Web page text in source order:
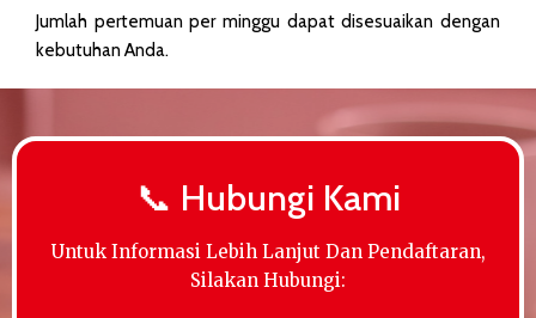
Jumlah pertemuan per minggu dapat disesuaikan dengan
kebutuhan Anda.
📞 Hubungi Kami
Untuk Informasi Lebih Lanjut Dan Pendaftaran,
Silakan Hubungi: